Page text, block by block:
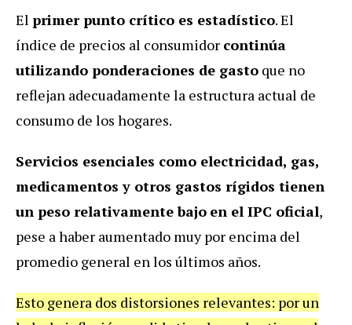
El primer punto crítico es estadístico. El
índice de precios al consumidor continúa
utilizando ponderaciones de gasto que no
reflejan adecuadamente la estructura actual de
consumo de los hogares.
Servicios esenciales como electricidad, gas,
medicamentos y otros gastos rígidos tienen
un peso relativamente bajo en el IPC oficial,
pese a haber aumentado muy por encima del
promedio general en los últimos años.
Esto genera dos distorsiones relevantes: por un